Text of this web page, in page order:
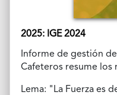
2025: IGE 2024
Informe de gestión
Cafeteros resume los
Lema: "La Fuerza es